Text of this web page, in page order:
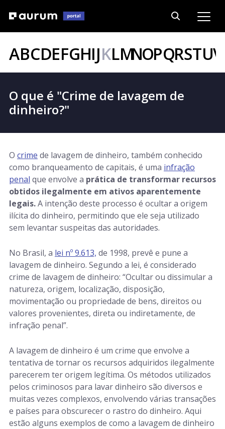
ABCDEFGHIJKLMNOPQRSTUV
O que é "Crime de lavagem de
dinheiro?"
O crime de lavagem de dinheiro, também conhecido
como branqueamento de capitais, é uma infração
penal que envolve a prática de transformar recursos
obtidos ilegalmente em ativos aparentemente
legais.A intenção deste processo é ocultar a origem
ilícita do dinheiro, permitindo que ele seja utilizado
sem levantar suspeitas das autoridades.
No Brasil, a lei nº 9.613, de 1998, prevê e pune a
lavagem de dinheiro. Segundo a lei, é considerado
crime de lavagem de dinheiro: “Ocultar ou dissimular a
natureza, origem, localização, disposição,
movimentação ou propriedade de bens, direitos ou
valores provenientes, direta ou indiretamente, de
infração penal”.
A lavagem de dinheiro é um crime que envolve a
tentativa de tornar os recursos adquiridos ilegalmente
parecerem ter origem legítima. Os métodos utilizados
pelos criminosos para lavar dinheiro são diversos e
muitas vezes complexos, envolvendo várias transações
e países para obscurecer o rastro do dinheiro. Aqui
estão alguns exemplos de como a lavagem de dinheiro